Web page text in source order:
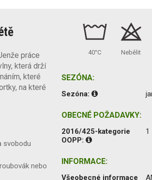
práce
která drží
které
na které
svobodu
nebo
40°C Nebělit
SEZÓNA:
Sezóna:
OBECNÉ POŽADAVKY:
2016/425-kategorie
OOPP:
1
INFORMACE:
Všeobecné informace